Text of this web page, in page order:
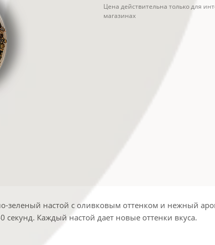
Цена действительна только для
магазинах
зеленый настой с оливковым оттенком и нежный
Каждый настой дает новые оттенки вкуса.